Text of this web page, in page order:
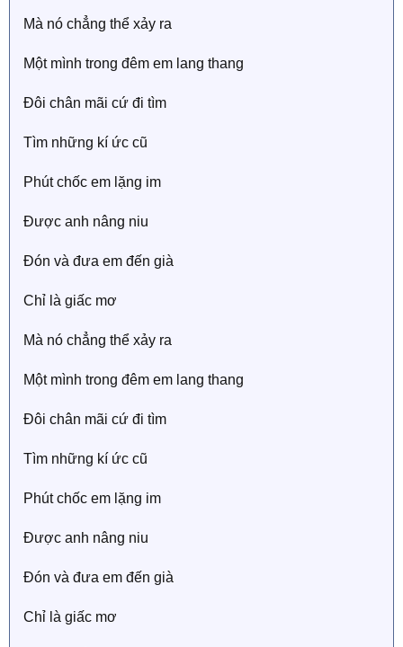
Mà nó chẳng thể xảy ra
Một mình trong đêm em lang thang
Đôi chân mãi cứ đi tìm
Tìm những kí ức cũ
Phút chốc em lặng im
Được anh nâng niu
Đón và đưa em đến già
Chỉ là giấc mơ
Mà nó chẳng thể xảy ra
Một mình trong đêm em lang thang
Đôi chân mãi cứ đi tìm
Tìm những kí ức cũ
Phút chốc em lặng im
Được anh nâng niu
Đón và đưa em đến già
Chỉ là giấc mơ